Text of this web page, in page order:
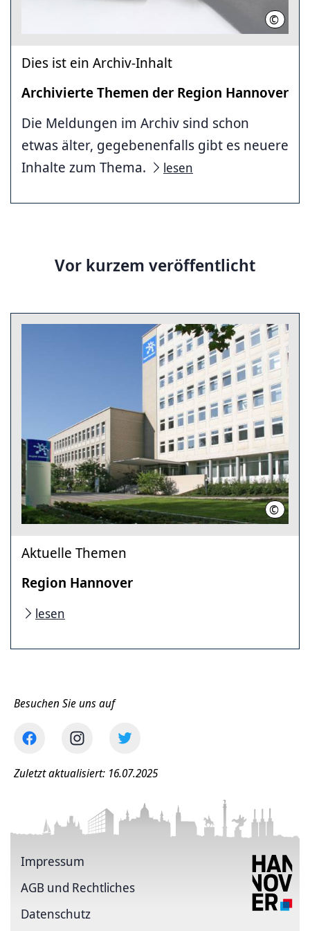
©
Dies ist ein Archiv-Inhalt
Archivierte Themen der Region Hannover
Die Meldungen im Archiv sind schon
etwas älter, gegebenenfalls gibt es neuere
Inhalte zum Thema.
lesen
Vor kurzem veröffentlicht
© Stahl,
Aktuelle Themen
Region Hannover
lesen
Besuchen Sie uns auf
Zuletzt aktualisiert: 16.07.2025
Impressum
AGB und Rechtliches
Datenschutz